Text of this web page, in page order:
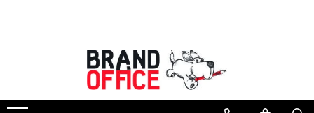
Unitate Protejata - PRODUCTIE
Hartie copiator si produse
tipografice